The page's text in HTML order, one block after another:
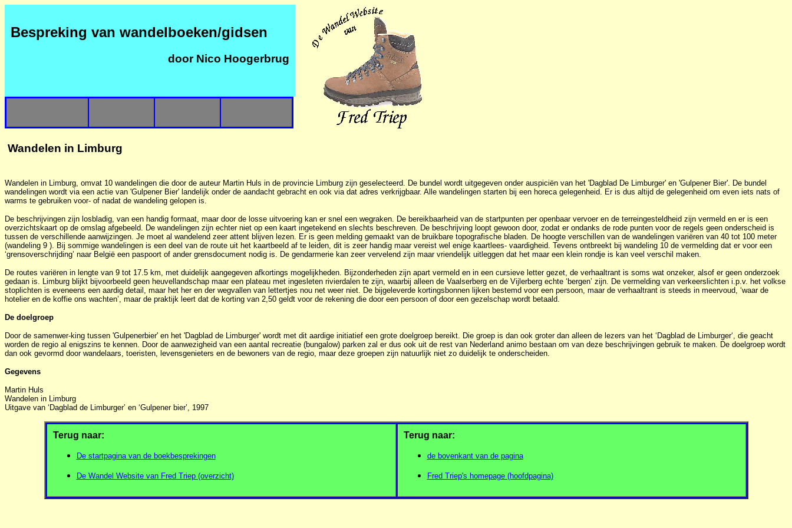
Bespreking van wandelboeken/gidsen
door Nico Hoogerbrug
Wandelen in Limburg
Wandelen in Limburg, omvat 10 wandelingen die door de auteur Martin Huls in de provincie Limburg zijn geselecteerd. De bundel wordt uitgegeven onder auspiciën van het 'Dagblad De Limburger' en 'Gulpener Bier'. De bundel
wandelingen wordt via een actie van 'Gulpener Bier' landelijk onder de aandacht gebracht en ook via dat adres verkrijgbaar. Alle wandelingen starten bij een horeca gelegenheid. Er is dus altijd de gelegenheid om even iets nats of
warms te gebruiken voor- of nadat de wandeling gelopen is.
De beschrijvingen zijn losbladig, van een handig formaat, maar door de losse uitvoering kan er snel een wegraken. De bereikbaarheid van de startpunten per openbaar vervoer en de terreingesteldheid zijn vermeld en er is een
overzichtskaart op de omslag afgebeeld. De wandelingen zijn echter niet op een kaart ingetekend en slechts beschreven. De beschrijving loopt gewoon door, zodat er ondanks de rode punten voor de regels geen onderscheid is
tussen de verschillende aanwijzingen. Je moet al wandelend zeer attent blijven lezen. Er is geen melding gemaakt van de bruikbare topografische bladen. De hoogte verschillen van de wandelingen variëren van 40 tot 100 meter
(wandeling 9 ). Bij sommige wandelingen is een deel van de route uit het kaartbeeld af te leiden, dit is zeer handig maar vereist wel enige kaartlees- vaardigheid. Tevens ontbreekt bij wandeling 10 de vermelding dat er voor een
‘grensoverschrijding’ naar België een paspoort of ander grensdocument nodig is. De gendarmerie kan zeer vervelend zijn maar vriendelijk uitleggen dat het maar een klein rondje is kan veel verschil maken.
De routes variëren in lengte van 9 tot 17.5 km, met duidelijk aangegeven afkortings mogelijkheden. Bijzonderheden zijn apart vermeld en in een cursieve letter gezet, de verhaaltrant is soms wat onzeker, alsof er geen onderzoek
gedaan is. Limburg blijkt bijvoorbeeld geen heuvellandschap maar een plateau met ingesleten rivierdalen te zijn, waarbij alleen de Vaalserberg en de Vijlerberg echte ‘bergen’ zijn. De vermelding van verkeerslichten i.p.v. het volkse
stoplichten is eveneens een aardig detail, maar het her en der wegvallen van lettertjes nou net weer niet. De bijgeleverde kortingsbonnen lijken bestemd voor een persoon, maar de verhaaltrant is steeds in meervoud, ‘waar de
hotelier en de koffie ons wachten’, maar de praktijk leert dat de korting van 2,50 geldt voor de rekening die door een persoon of door een gezelschap wordt betaald.
De doelgroep
Door de samenwer-king tussen 'Gulpenerbier' en het 'Dagblad de Limburger' wordt met dit aardige initiatief een grote doelgroep bereikt. Die groep is dan ook groter dan alleen de lezers van het ‘Dagblad de Limburger‘, die geacht
worden de regio al enigszins te kennen. Door de aanwezigheid van een aantal recreatie (bungalow) parken zal er dus ook uit de rest van Nederland animo bestaan om van deze beschrijvingen gebruik te maken. De doelgroep wordt
dan ook gevormd door wandelaars, toeristen, levensgenieters en de bewoners van de regio, maar deze groepen zijn natuurlijk niet zo duidelijk te onderscheiden.
Gegevens
Martin Huls
Wandelen in Limburg
Uitgave van ‘Dagblad de Limburger’ en ‘Gulpener bier’, 1997
Terug naar:
De startpagina van de boekbesprekingen
De Wandel Website van Fred Triep (overzicht)
Terug naar:
de bovenkant van de pagina
Fred Triep's homepage (hoofdpagina)